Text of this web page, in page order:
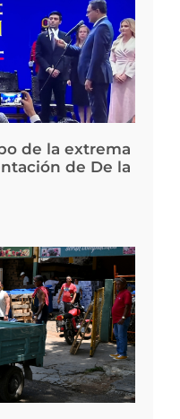
de la extrema
de De la